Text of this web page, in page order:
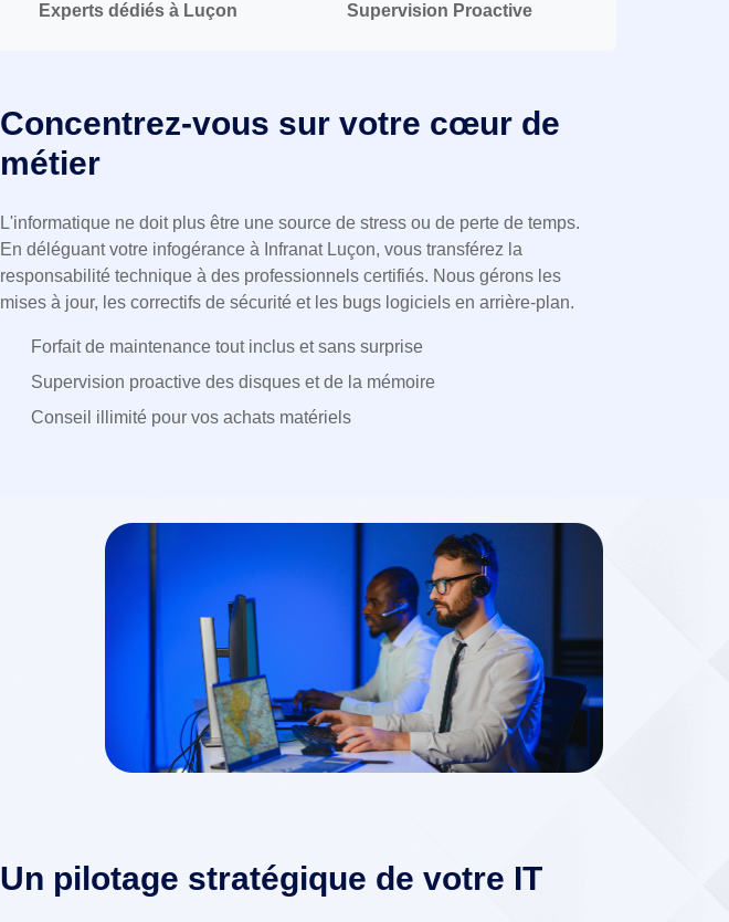
Experts dédiés à Luçon Supervision Proactive
Concentrez-vous sur votre cœur de
métier
L'informatique ne doit plus être une source de stress ou de perte de temps.
En déléguant votre infogérance à Infranat Luçon, vous transférez la
responsabilité technique à des professionnels certifiés. Nous gérons les
mises à jour, les correctifs de sécurité et les bugs logiciels en arrière-plan.
Forfait de maintenance tout inclus et sans surprise
Supervision proactive des disques et de la mémoire
Conseil illimité pour vos achats matériels
Un pilotage stratégique de votre IT